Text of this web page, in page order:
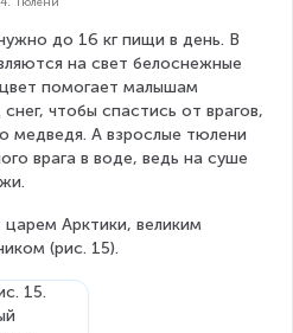
до 16 кг пищи в день. В
на свет белоснежные
помогает малышам
чтобы спастись от врагов,
медведя. А взрослые тюлени
врага в воде, ведь на суше
Арктики, великим
(рис. 15).